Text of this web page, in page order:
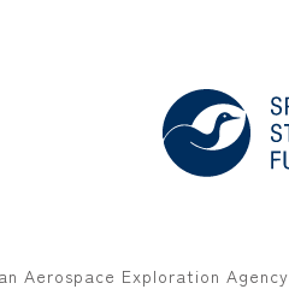
Aerospace Exploration Agency